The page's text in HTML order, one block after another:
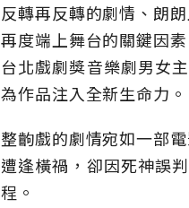
反轉再反轉的劇情、朗
再度端上舞台的關鍵因
台北戲劇獎音樂劇男女
為作品注入全新生命力。
整齣戲的劇情宛如一部
遭逢橫禍，卻因死神誤
程。